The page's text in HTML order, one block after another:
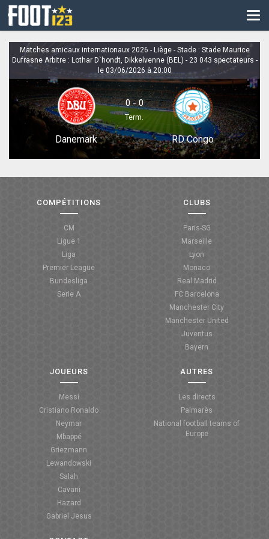
CM
CAN
LIGUE DES CHAMPIONS
PALMARÈS
LES DIRECTS
COUPE DE FRANCE
COUPE DE LA LIGUE
ANGLETERRE
Matches amicaux internationaux 2026 - Liège - Stade : Stade Maurice
Dufrasne Arbitre : Lothar D`hondt, Dikkelvenne (BEL) - 23 043 spectateurs -
le 03/06/2026 à 20:00
Danemark
0 - 0
Term.
RD Congo
COMPÉTITIONS
CM
Ligue 1
Liga
Premier League
Bundesliga
Serie A
CLUBS
Paris-SG
Marseille
Lyon
Monaco
Real Madrid
FC Barcelona
Manchester City
Manchester United
Juventus
Bayern
JOUEURS
Messi
Cristiano Ronaldo
Neymar
Mbappé
Griezmann
Lewandowski
Salah
Cavani
Hazard
Gabriel Jesus
AUTRES
Les directs
Palmarès
National football teams of
Europe